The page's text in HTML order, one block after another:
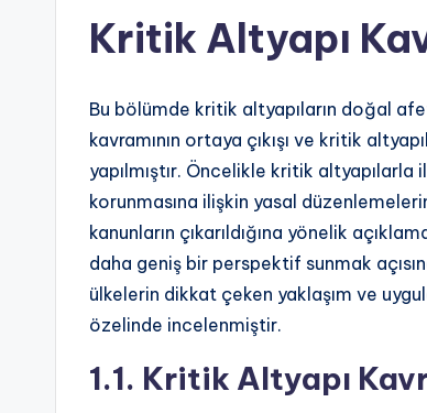
Kritik Altyapı
Bu bölümde kritik altyapıların doğal
kavramının ortaya çıkışı ve kritik
yapılmıştır. Öncelikle kritik
korunmasına ilişkin yasal
kanunların çıkarıldığına yönelik
daha geniş bir perspektif sunmak
ülkelerin dikkat çeken yaklaşım ve
özelinde incelenmiştir.
1.1. Kritik Altyapı